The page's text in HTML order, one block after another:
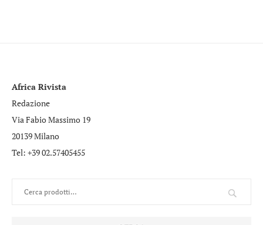
Africa Rivista
Redazione
Via Fabio Massimo 19
20139 Milano
Tel: +39 02.57405455